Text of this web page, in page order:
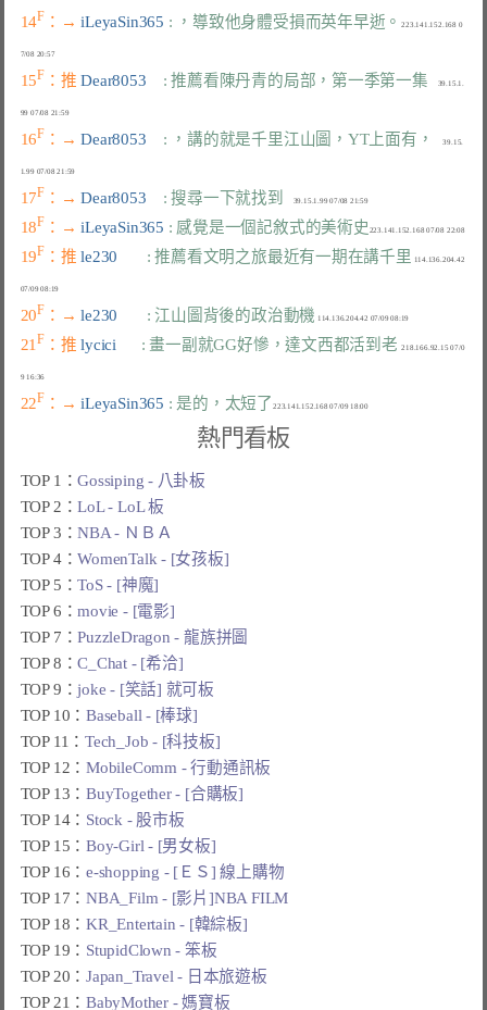
14F ：→ iLeyaSin365 : ，導致他身體受損而英年早逝。223.141.152.168 0
7/08 20:57
15F ：推 Dear8053 : 推薦看陳丹青的局部，第一季第一集
     39.15.1.
99 07/08 21:59
16F ：→ Dear8053 : ，講的就是千里江山圖，YT上面有，
     39.15.
17F ：→ Dear8053 : 搜尋一下就找到
     39.15.1.99 07/08 21:59
18F ：→ iLeyaSin365 : 感覺是一個記敘式的美術史 223.141.152.168 07/08 22:08
19F ：推 le230 : 推薦看文明之旅最近有一期在講千里 114.136.204.42
20F ：→ le230 : 江山圖背後的政治動機
21F ：推 lycici : 畫一副就GG好慘，達文西都活到老
  218.166.92.15 07/0
22F ：→ iLeyaSin365 : 是的，太短了
熱門看板
TOP 1：Gossiping - 八卦板
TOP 2：LoL - LoL 板
TOP 3：NBA - ＮＢＡ
TOP 4：WomenTalk - [女孩板]
TOP 5：ToS - [神魔]
TOP 6：movie - [電影]
TOP 7：PuzzleDragon - 龍族拼圖
TOP 8：C_Chat - [希洽]
TOP 9：joke - [笑話] 就可板
TOP 10：Baseball - [棒球]
TOP 11：Tech_Job - [科技板]
TOP 12：MobileComm - 行動通訊板
TOP 13：BuyTogether - [合購板]
TOP 14： Stock - 股市板
TOP 15：Boy-Girl - [男女板]
TOP 16：e-shopping - [ＥＳ] 線上購物
TOP 17：NBA_Film - [影片]NBA FILM
TOP 18：KR_Entertain - [韓綜板]
TOP 19： StupidClown - 笨板
TOP 20：Japan_Travel - 日本旅遊板
TOP 21：BabyMother - 媽寶板